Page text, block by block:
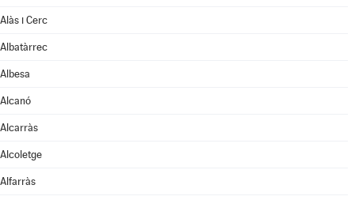
Alàs i Cerc
Albatàrrec
Albesa
Alcanó
Alcarràs
Alcoletge
Alfarràs